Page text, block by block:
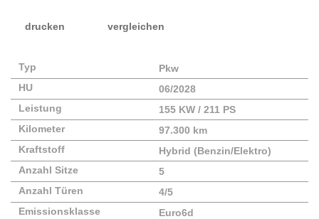
drucken vergleichen
Typ
Pkw
HU
06/2028
Leistung
155 KW / 211 PS
Kilometer
97.300 km
Kraftstoff
Hybrid (Benzin/Elektro)
Anzahl Sitze
5
Anzahl Türen
4/5
Emissionsklasse
Euro6d